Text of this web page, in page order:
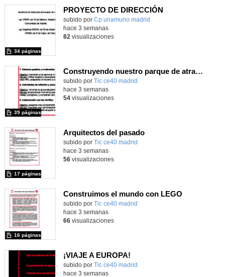
PROYECTO DE DIRECCIÓN
Contenido educativo.
subido por Cp unamuno madrid
34 páginas
hace 3 semanas
82 visualizaciones
Construyendo nuestro parque de atracciones
subido por Tic ce40 madrid
39 páginas
hace 3 semanas
54visualizaciones
Arquitectos del pasado
subido por Tic ce40 madrid
17 páginas
hace 3 semanas
56visualizaciones
Construimos el mundo con LEGO
subido por Tic ce40 madrid
16 páginas
hace 3 semanas
66visualizaciones
¡VIAJE A EUROPA!
subido por Tic ce40 madrid
hace 3 semanas